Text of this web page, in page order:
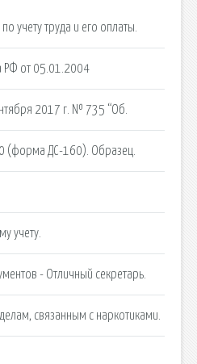
учету труда и его оплаты.
РФ от 05.01.2004
2017 г. № 735 “Об.
(форма ДС-160). Образец.
учету.
- Отличный секретарь.
связанным с наркотиками.